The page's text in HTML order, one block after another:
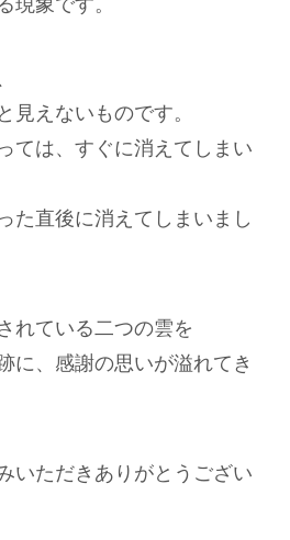
見えないものです。
ては、すぐに消えてしまい
た直後に消えてしまいまし
れている二つの雲を
に、感謝の思いが溢れてき
いただきありがとうござい